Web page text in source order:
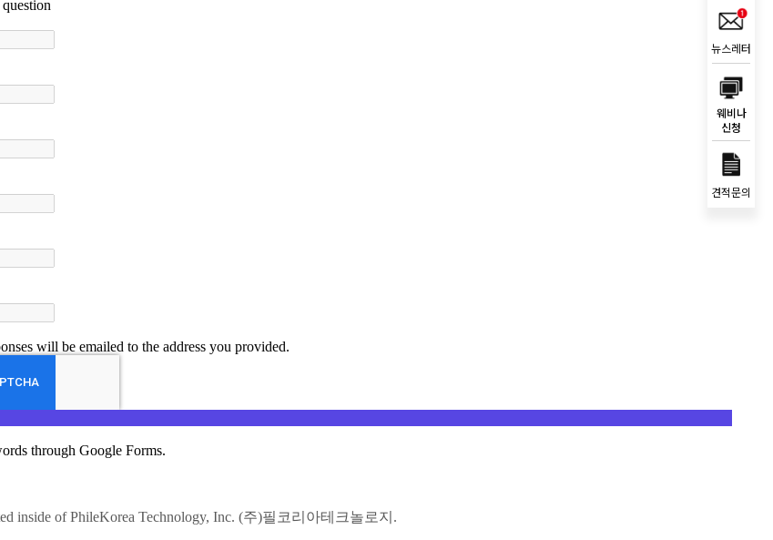
뉴스레터
웨비나
신청
견적문의